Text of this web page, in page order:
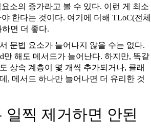
소의 증가라고 볼 수 있다. 이런 게 최소
한다는 것이다. 여기에 더해 TLoC(전체
면 더 좋다.
문법 요소가 늘어나지 않을 수는 없다.
만 해도 메서드가 늘어난다. 하지만, 똑같
상속 계층이 몇 개씩 추가되거나, 클래
, 메서드 하나만 늘어나면 더 유리한 것
일찍 제거하면 안된